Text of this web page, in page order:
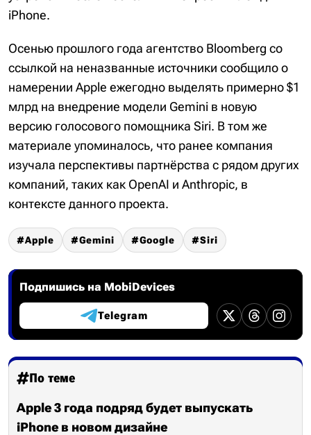
iPhone.
Осенью прошлого года агентство Bloomberg со
ссылкой на неназванные источники сообщило о
намерении Apple ежегодно выделять примерно $1
млрд на внедрение модели Gemini в новую
версию голосового помощника Siri. В том же
материале упоминалось, что ранее компания
изучала перспективы партнёрства с рядом других
компаний, таких как OpenAI и Anthropic, в
контексте данного проекта.
Apple Gemini Google Siri
Подпишись на MobiDevices
Telegram
По теме
Apple 3 года подряд будет выпускать
iPhone в новом дизайне